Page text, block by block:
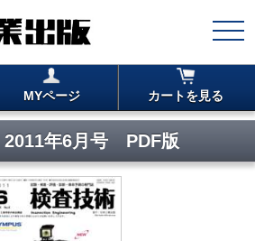
MYページ カートを見る
2011年6月号 PDF版